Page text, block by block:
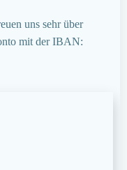
uns sehr über
mit der IBAN: